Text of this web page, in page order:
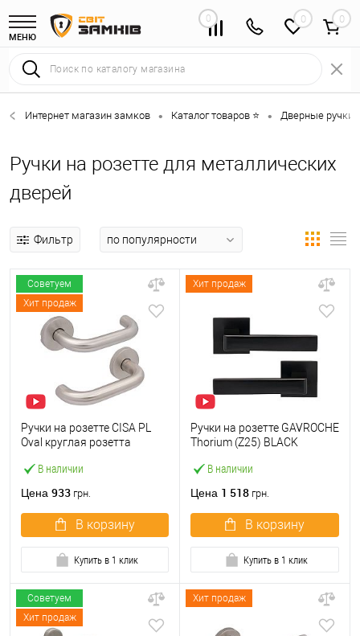
МЕНЮ
0 0
Интернет магазин замков • Каталог товаров ⭐ • Дверные ручки
Ручки на розетте для металлических
дверей
Фильтр
Советуем
Хит продаж
В наличии
Ручки на розетте CISA PL
Oval круглая розетта
сталь
Цена 933 грн.
В корзину
Купить в 1 клик
Хит продаж
В наличии
Ручки на розетте GAVROCHE
Thorium (Z25) BLACK
Цена 1 518 грн.
В корзину
Купить в 1 клик
Советуем
Хит продаж
Хит продаж